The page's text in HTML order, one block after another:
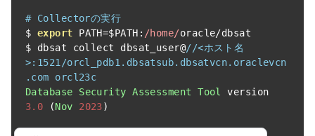
# Collectorの実行
$ export PATH=$PATH : /home/oracle/dbsat
$ dbsat collect dbsat_user@//<ホスト名
>:1521/orcl_pdb1.dbsatsub.dbsatvcn.oraclevcn
.com orcl23c
Database
Security Assessment Tool
3.0
(Nov 2023)